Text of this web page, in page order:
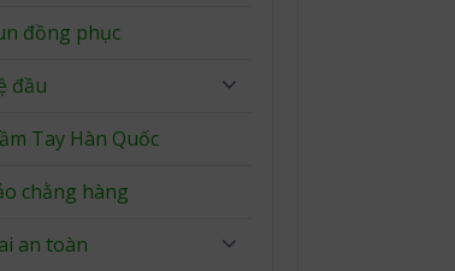
đồng phục
đầu
Tay Hàn Quốc
chằng hàng
an toàn